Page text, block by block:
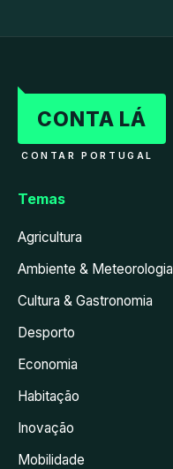
CONTA LÁ
CONTAR PORTUGAL
Temas
Agricultura
Ambiente & Meteorologia
Cultura & Gastronomia
Desporto
Economia
Habitação
Inovação
Mobilidade